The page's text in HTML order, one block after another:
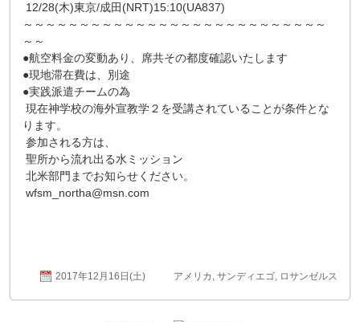
12/28(木)東京/成田(NRT)15:10(UA837)
～～～～～～～～～～～～～～～～～～～～～～～～～～～
～～
●航空料金の変動あり、席共その都度確認いたします
●現地滞在費は、別途
●実践派遣チームの為
現在神学校の海外宣教学２を受講されていることが条件とな
ります。
参加される方は、
聖所から流れ出る水ミッション
北米部門までお知らせください。
wfsm_northa@msn.com
2017年12月16日(土) アメリカ , サンディエゴ, ロサンゼルス